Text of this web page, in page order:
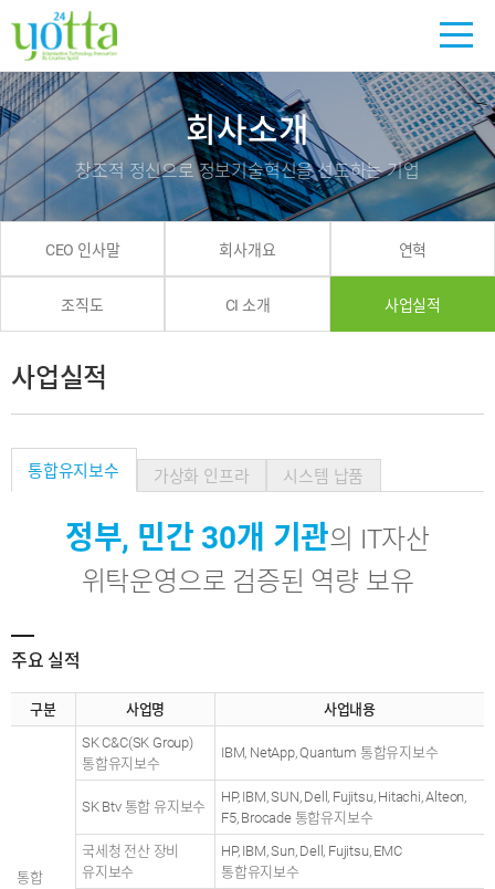
회사소개
창조적 정신으로 정보기술혁신을 선도하는 기업
CEO 인사말 회사개요 연혁
조직도 CI 소개 사업실적
사업실적
통합유지보수 가상화 인프라 시스템 납품
정부, 민간 30개 기관의 IT자산
위탁운영으로 검증된 역량 보유
주요 실적
구분 사업명 사업내용
통합
SK C&C(SK Group)
통합유지보수
IBM, NetApp, Quantum 통합유지보수
SK Btv 통합 유지보수
HP, IBM, SUN, Dell, Fujitsu, Hitachi, Alteon,
F5, Brocade 통합유지보수
국세청 전산 장비
유지보수
HP, IBM, Sun, Dell, Fujitsu, EMC
통합유지보수